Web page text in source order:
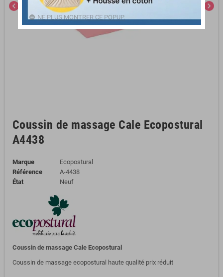
chevron_left chevron_right
Coussin de massage Cale Ecopostural
A4438
Marque
Ecopostural
Référence
A-4438
État
Neuf
Coussin de massage Cale Ecopostural
Coussin de massage ecopostural haute qualité prix réduit
NE PLUS MONTRER CE POPUP.